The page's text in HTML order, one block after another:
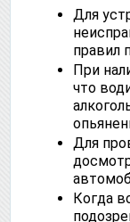
Для
правил
При
что
Для
Когда